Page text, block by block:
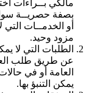
مالكي بــراءات
بصفة حصريــة
أو الخدمــات
مزود وحيد.
الطلبات التي لا
عن طريق طلب
العامة أو في
يمكن التنبؤ بها.